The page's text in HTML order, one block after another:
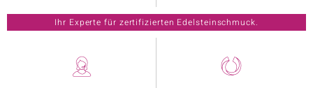
Ihr Experte für zertifizierten Edelsteinschmuck.